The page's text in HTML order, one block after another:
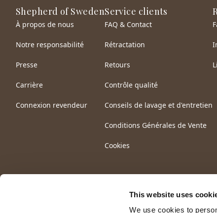
This website uses
We use cookies to
Shepherd of Sweden
À propos de nous
Notre responsabilité
Presse
Carrière
Connexion revendeur
Service clients
FAQ & Contact
Rétractation
Retours
Contrôle qualité
Conseils de lavage et d'entretien
Conditions Générales de Vente
Cookies